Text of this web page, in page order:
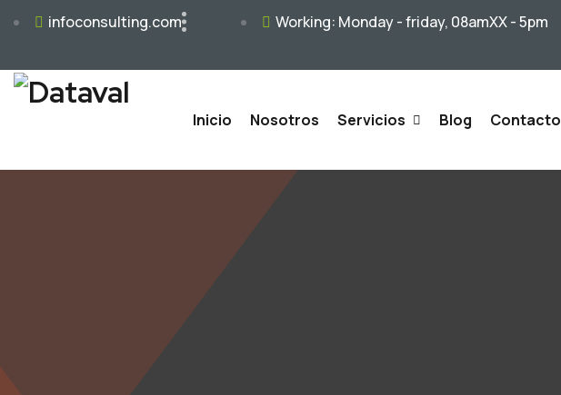
infoconsulting.com Working: Monday - friday, 08amXX - 5pm
Inicio Nosotros Servicios Blog Contacto